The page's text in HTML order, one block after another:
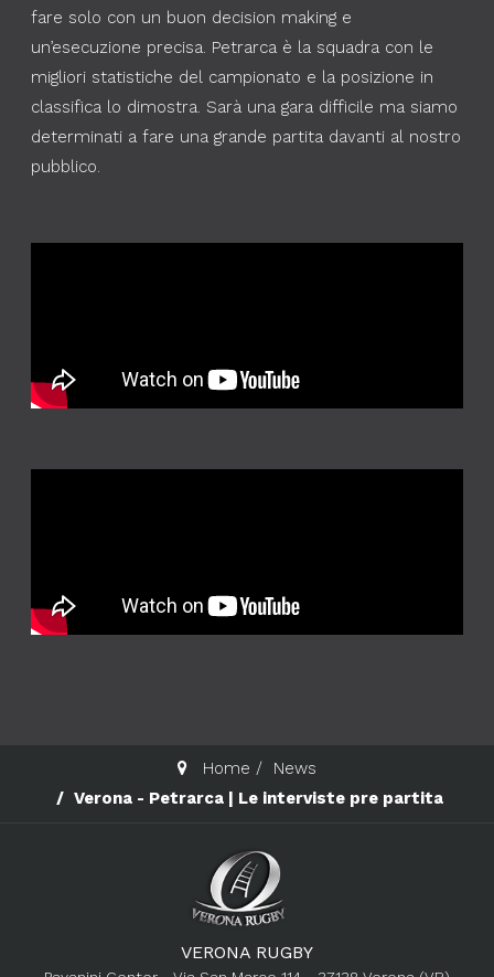
fare solo con un buon decision making e
un’esecuzione precisa. Petrarca è la squadra con le
migliori statistiche del campionato e la posizione in
classifica lo dimostra. Sarà una gara difficile ma siamo
determinati a fare una grande partita davanti al nostro
pubblico.
Home
News
Verona - Petrarca | Le interviste pre partita
VERONA RUGBY